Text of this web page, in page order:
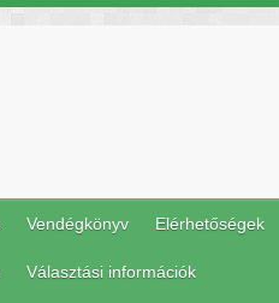
Vendégkönyv Elérhetőségek
Választási információk